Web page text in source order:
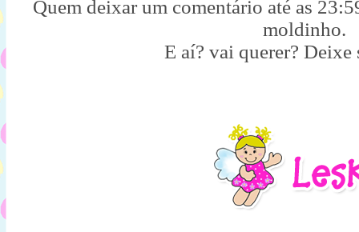
Quem deixar um comentário até as
moldinho.
E aí? vai querer? Deixe